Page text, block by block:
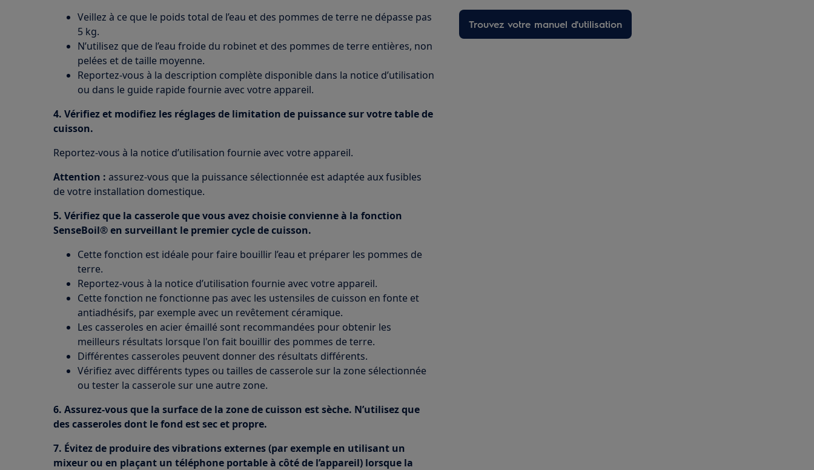
Veillez à ce que le poids total de l’eau et des pommes de terre ne dépasse pas
5 kg.
N’utilisez que de l’eau froide du robinet et des pommes de terre entières, non
pelées et de taille moyenne.
Reportez-vous à la description complète disponible dans la notice d’utilisation
ou dans le guide rapide fournie avec votre appareil.
4. Vérifiez et modifiez les réglages de limitation de puissance sur votre table de
cuisson.
Reportez-vous à la notice d’utilisation fournie avec votre appareil.
Attention : assurez-vous que la puissance sélectionnée est adaptée aux fusibles
de votre installation domestique.
5. Vérifiez que la casserole que vous avez choisie convienne à la fonction
SenseBoil® en surveillant le premier cycle de cuisson.
Cette fonction est idéale pour faire bouillir l’eau et préparer les pommes de
terre.
Reportez-vous à la notice d’utilisation fournie avec votre appareil.
Cette fonction ne fonctionne pas avec les ustensiles de cuisson en fonte et
antiadhésifs, par exemple avec un revêtement céramique.
Les casseroles en acier émaillé sont recommandées pour obtenir les
meilleurs résultats lorsque l'on fait bouillir des pommes de terre.
Différentes casseroles peuvent donner des résultats différents.
Vérifiez avec différents types ou tailles de casserole sur la zone sélectionnée
ou tester la casserole sur une autre zone.
6. Assurez-vous que la surface de la zone de cuisson est sèche. N’utilisez que
des casseroles dont le fond est sec et propre.
7. Évitez de produire des vibrations externes (par exemple en utilisant un
mixeur ou en plaçant un téléphone portable à côté de l’appareil) lorsque la
Trouvez votre manuel d'utilisation